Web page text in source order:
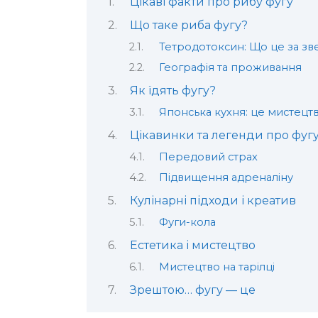
Що таке риба фугу?
Тетродотоксин: Що це за
Географія та проживання
Як їдять фугу?
Японська кухня: це
Цікавинки та легенди про
Передовий страх
Підвищення адреналіну
Кулінарні підходи і креатив
Фуги-кола
Естетика і мистецтво
Мистецтво на тарілці
Зрештою… фугу — це